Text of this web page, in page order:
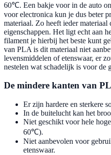
60℃. Een bakje voor in de auto
voor electronica kun je dus beter
materiaal. Zo heeft ieder materiaal
eigenschappen. Het ligt echt aan
filament je hierbij het beste kunt
van PLA is dit materiaal niet
levensmiddelen of etenswaar, er
nestelen wat schadelijk is voor de
De mindere kanten van
Er zijn hardere en sterkere
In de buitelucht kan het
Niet geschikt voor hele
60℃).
Niet aanbevolen voor
etenswaar.